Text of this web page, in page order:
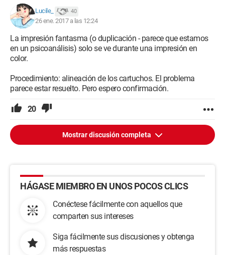
Lucile_ 40
26 ene. 2017 a las 12:24
La impresión fantasma (o duplicación - parece que estamos
en un psicoanálisis) solo se ve durante una impresión en
color.
Procedimiento: alineación de los cartuchos. El problema
parece estar resuelto. Pero espero confirmación.
20
Mostrar discusión completa
HÁGASE MIEMBRO EN UNOS POCOS CLICS
Conéctese fácilmente con aquellos que
comparten sus intereses
Siga fácilmente sus discusiones y obtenga
más respuestas